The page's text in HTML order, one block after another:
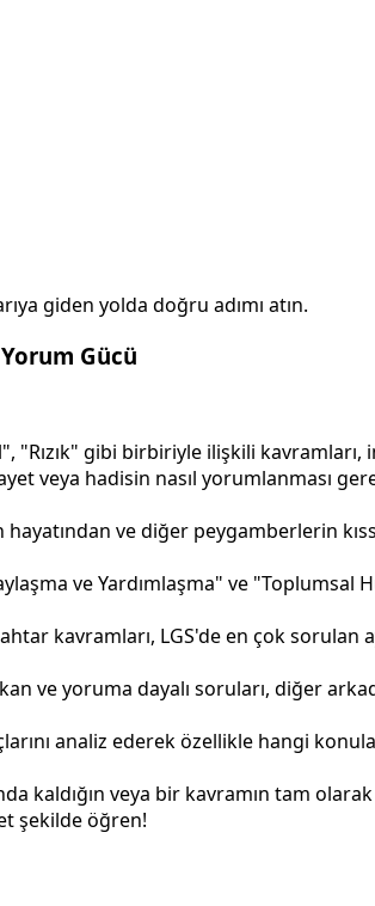
giden yolda doğru adımı atın.
Gücü
"Rızık" gibi birbiriyle ilişkili
veya hadisin nasıl yorumlanması
ve diğer peygamberlerin
ve Yardımlaşma" ve
kavramları, LGS'de en çok
ve yoruma dayalı soruları, diğer
analiz ederek özellikle hangi
kaldığın veya bir kavramın tam
şekilde öğren!